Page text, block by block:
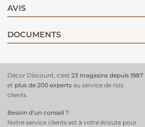
AVIS
DOCUMENTS
Décor Discount, c'est 23 magasins depuis 1987
et plus de 200 experts au service de nos
clients.
Besoin d’un conseil ?
Notre service clients est à votre écoute pour